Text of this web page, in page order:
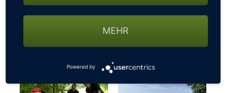
MEHR
Powered by